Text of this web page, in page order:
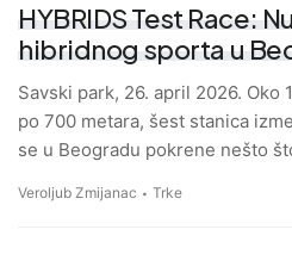
HYBRIDS Test Race:
hibridnog sporta u
Savski park, 26. april 2026. Oko
po 700 metara, šest stanica
se u Beogradu pokrene nešto
Veroljub Zmijanac Trke